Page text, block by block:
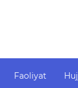
Faoliyat